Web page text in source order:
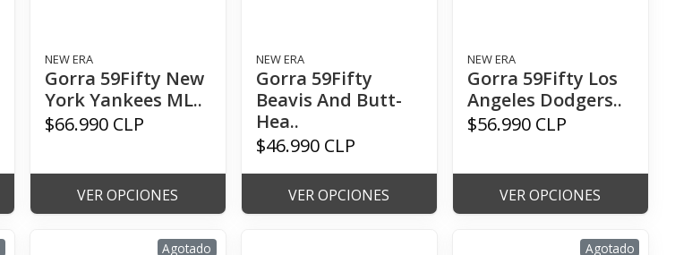
NEW ERA
Gorra 59Fifty New
York Yankees ML..
$66.990 CLP
VER OPCIONES
NEW ERA
Gorra 59Fifty
Beavis And Butt-
Hea..
$46.990 CLP
VER OPCIONES
NEW ERA
Gorra 59Fifty Los
Angeles Dodgers..
$56.990 CLP
VER OPCIONES
Agotado Agotado